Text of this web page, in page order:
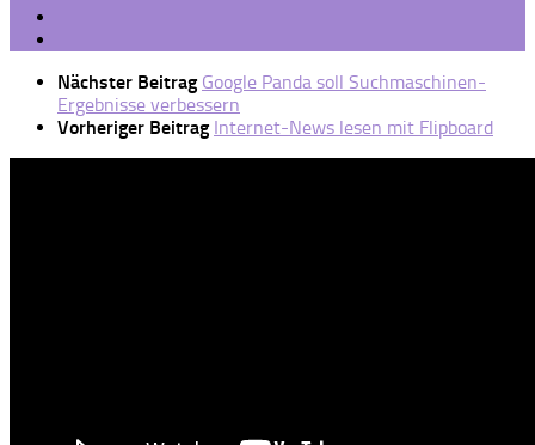
Nächster Beitrag Google Panda soll Suchmaschinen-
Ergebnisse verbessern
Vorheriger Beitrag Internet-News lesen mit Flipboard